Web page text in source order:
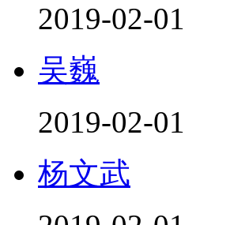
2019-02-01
吴巍
2019-02-01
杨文武